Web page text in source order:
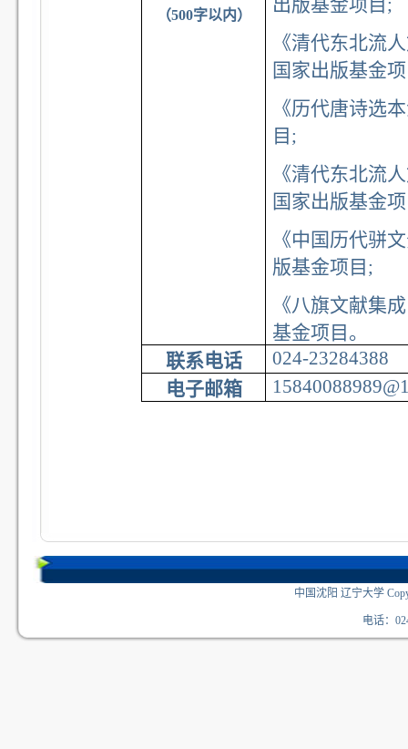
（500字以内）
出版基金项目;
《清代东北流
国家出版基金
《历代唐诗选
目;
《清代东北流
国家出版基金
《中国历代骈
版基金项目;
《八旗文献集
基金项目。
联系电话
024-23284388
电子邮箱
中国沈阳 辽宁大学
电话：